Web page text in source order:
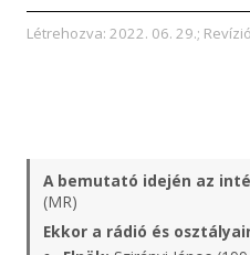
Létrehozva: 2022. 06. 29.;
A bemutató idején az
(MR)
Ekkor a rádió és